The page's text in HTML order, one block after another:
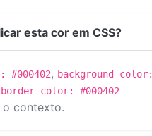
esta cor em CSS?
#000402, background-color:
border-color: #000402
contexto.